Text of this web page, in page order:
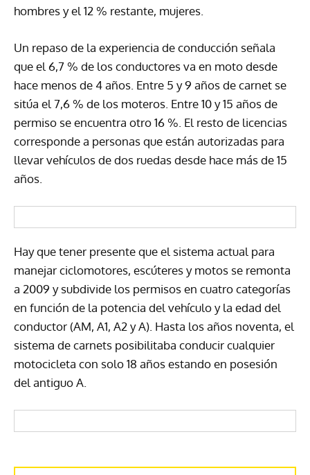
hombres y el 12 % restante, mujeres.
Un repaso de la experiencia de conducción señala
que el 6,7 % de los conductores va en moto desde
hace menos de 4 años. Entre 5 y 9 años de carnet se
sitúa el 7,6 % de los moteros. Entre 10 y 15 años de
permiso se encuentra otro 16 %. El resto de licencias
corresponde a personas que están autorizadas para
llevar vehículos de dos ruedas desde hace más de 15
años.
Hay que tener presente que el sistema actual para
manejar ciclomotores, escúteres y motos se remonta
a 2009 y subdivide los permisos en cuatro categorías
en función de la potencia del vehículo y la edad del
conductor (AM, A1, A2 y A). Hasta los años noventa, el
sistema de carnets posibilitaba conducir cualquier
motocicleta con solo 18 años estando en posesión
del antiguo A.